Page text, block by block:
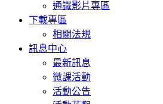
通識影片專區
下載專區
相關法規
訊息中心
最新訊息
微課活動
活動公告